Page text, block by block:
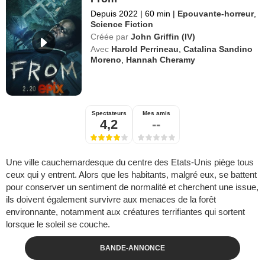
Depuis 2022 | 60 min | Epouvante-horreur,
Science Fiction
Créée par John Griffin (IV)
Avec Harold Perrineau ,Catalina Sandino
Moreno
Hannah Cheramy
Spectateurs
4,2
Mes amis
--
Une ville cauchemardesque du centre des Etats-Unis piège tous
ceux qui y entrent. Alors que les habitants, malgré eux, se battent
pour conserver un sentiment de normalité et cherchent une issue,
ils doivent également survivre aux menaces de la forêt
environnante, notamment aux créatures terrifiantes qui sortent
lorsque le soleil se couche.
BANDE-ANNONCE